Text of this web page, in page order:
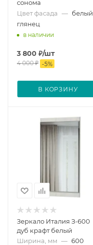
сонома
Цвет фасада — белый
глянец
в наличии
3 800 ₽/шт
4 000₽ -5%
В КОРЗИНУ
Зеркало Италия З-600
дуб крафт белый
Ширина, мм — 600